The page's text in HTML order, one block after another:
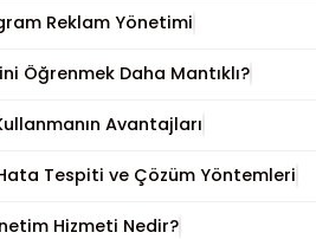
Reklam Yönetimi
Öğrenmek Daha Mantıklı?
Avantajları
Tespiti ve Çözüm Yöntemleri
Hizmeti Nedir?